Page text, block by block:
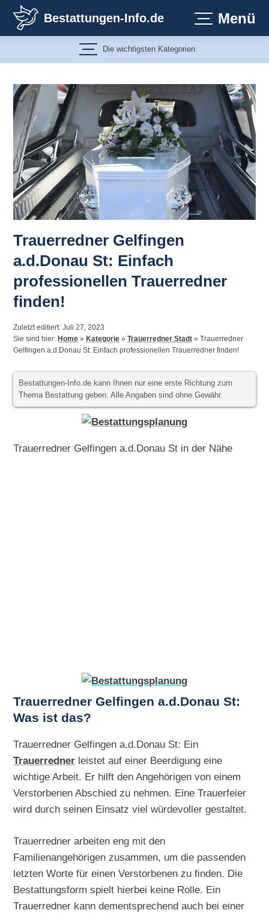
Inhalt
springen
Bestattungen-Info.de Menü
Die wichtigsten Kategorien
Trauerredner Gelfingen
a.d.Donau St: Einfach
professionellen Trauerredner
finden!
Zuletzt editiert: Juli 27, 2023
Sie sind hier: Home » Kategorie »Trauerredner Stadt »Trauerredner
Gelfingen a.d.Donau St: Einfach professionellen Trauerredner finden!
Bestattungen-Info.de kann Ihnen nur eine erste Richtung zum
Thema Bestattung geben. Alle Angaben sind ohne Gewähr.
Trauerredner Gelfingen a.d.Donau St in der Nähe
Trauerredner Gelfingen a.d.Donau St:
Was ist das?
Trauerredner Gelfingen a.d.Donau St: Ein
Trauerredner leistet auf einer Beerdigung eine
wichtige Arbeit. Er hilft den Angehörigen von einem
Verstorbenen Abschied zu nehmen. Eine Trauerfeier
wird durch seinen Einsatz viel würdevoller gestaltet.
Trauerredner arbeiten eng mit den
Familienangehörigen zusammen, um die passenden
letzten Worte für einen Verstorbenen zu finden. Die
Bestattungsform spielt hierbei keine Rolle. Ein
Trauerredner kann dementsprechend auch bei einer